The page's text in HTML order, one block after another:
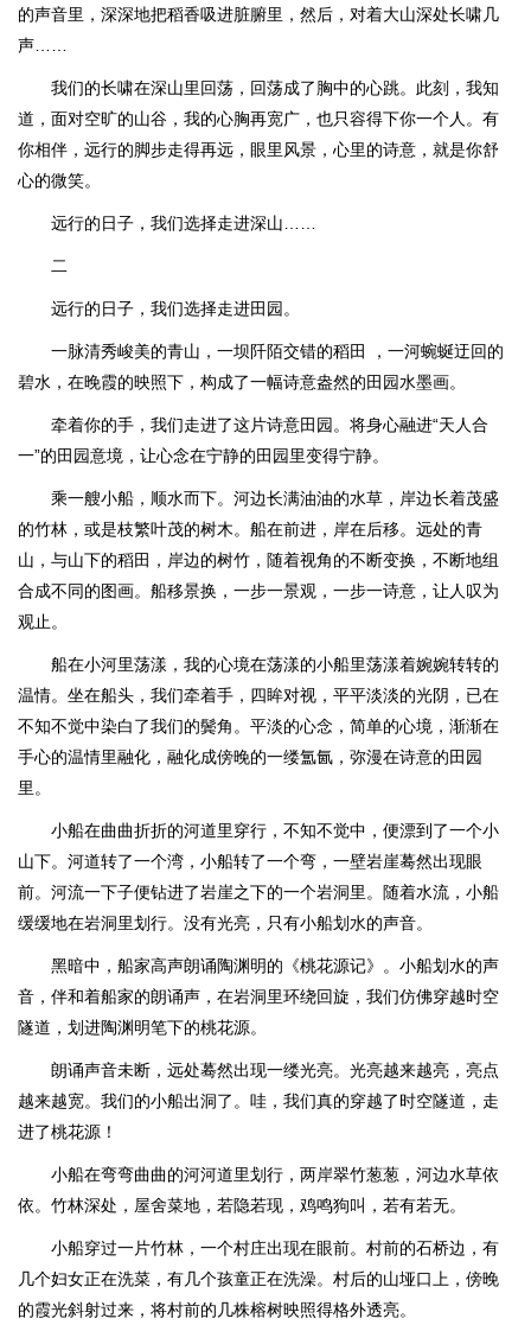
的声音里，深深地把稻香吸进脏腑里，然后，对着大山深处长啸几
声……
我们的长啸在深山里回荡，回荡成了胸中的心跳。此刻，我知
道，面对空旷的山谷，我的心胸再宽广，也只容得下你一个人。有
你相伴，远行的脚步走得再远，眼里风景，心里的诗意，就是你舒
心的微笑。
远行的日子，我们选择走进深山……
二
远行的日子，我们选择走进田园。
一脉清秀峻美的青山，一坝阡陌交错的稻田 ，一河蜿蜒迂回的
碧水，在晚霞的映照下，构成了一幅诗意盎然的田园水墨画。
牵着你的手，我们走进了这片诗意田园。将身心融进“天人合
一”的田园意境，让心念在宁静的田园里变得宁静。
乘一艘小船，顺水而下。河边长满油油的水草，岸边长着茂盛
的竹林，或是枝繁叶茂的树木。船在前进，岸在后移。远处的青
山，与山下的稻田，岸边的树竹，随着视角的不断变换，不断地组
合成不同的图画。船移景换，一步一景观，一步一诗意，让人叹为
观止。
船在小河里荡漾，我的心境在荡漾的小船里荡漾着婉婉转转的
温情。坐在船头，我们牵着手，四眸对视，平平淡淡的光阴，已在
不知不觉中染白了我们的鬓角。平淡的心念，简单的心境，渐渐在
手心的温情里融化，融化成傍晚的一缕氲氤，弥漫在诗意的田园
里。
小船在曲曲折折的河道里穿行，不知不觉中，便漂到了一个小
山下。河道转了一个湾，小船转了一个弯，一壁岩崖蓦然出现眼
前。河流一下子便钻进了岩崖之下的一个岩洞里。随着水流，小船
缓缓地在岩洞里划行。没有光亮，只有小船划水的声音。
黑暗中，船家高声朗诵陶渊明的《桃花源记》。小船划水的声
音，伴和着船家的朗诵声，在岩洞里环绕回旋，我们仿佛穿越时空
隧道，划进陶渊明笔下的桃花源。
朗诵声音未断，远处蓦然出现一缕光亮。光亮越来越亮，亮点
越来越宽。我们的小船出洞了。哇，我们真的穿越了时空隧道，走
进了桃花源！
小船在弯弯曲曲的河河道里划行，两岸翠竹葱葱，河边水草依
依。竹林深处，屋舍菜地，若隐若现，鸡鸣狗叫，若有若无。
小船穿过一片竹林，一个村庄出现在眼前。村前的石桥边，有
几个妇女正在洗菜，有几个孩童正在洗澡。村后的山垭口上，傍晚
的霞光斜射过来，将村前的几株榕树映照得格外透亮。